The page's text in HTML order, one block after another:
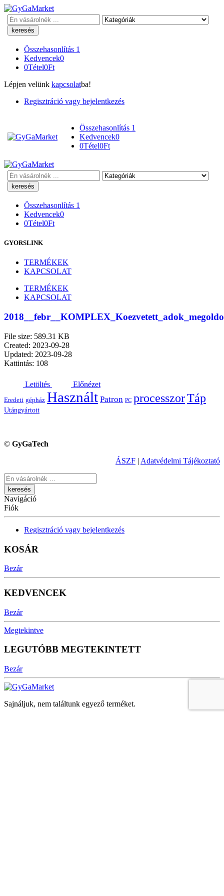
Keresés
Összehasonlítás 1
Kedvencek0
0Tétel0Ft
Lépjen velünk kapcsolatba!
Regisztráció vagy bejelentkezés
Összehasonlítás 1
Kedvencek0
0Tétel0Ft
Keresés
Összehasonlítás 1
Kedvencek0
0Tétel0Ft
GYORSLINK
TERMÉKEK
KAPCSOLAT
TERMÉKEK
KAPCSOLAT
2018__febr__KOMPLEX_Koezvetett_adok_megoldo
File size: 589.31 KB
Created: 2023-09-28
Updated: 2023-09-28
Kattintás: 108
Letöltés Előnézet
Eredeti gépház Használt Patron PC processzorTáp
Utángyártott
© GyGaTech
ÁSZF | Adatvédelmi Tájékoztató
Keresés
Navigáció
Fiók
Regisztráció vagy bejelentkezés
KOSÁR
Bezár
KEDVENCEK
Bezár
Megtekintve
LEGUTÓBB MEGTEKINTETT
Bezár
Sajnáljuk, nem találtunk egyező terméket.